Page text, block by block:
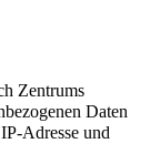
Zentrums
Daten
Adresse und